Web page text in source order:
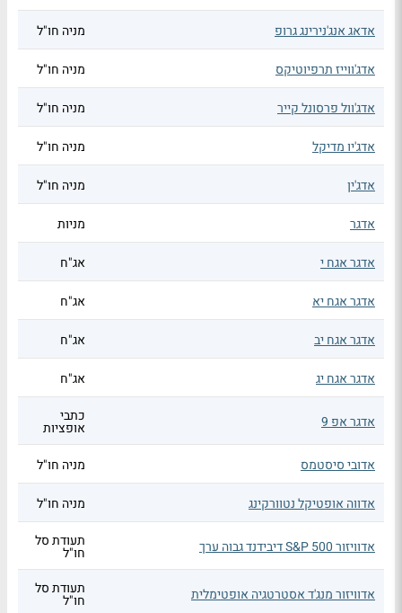
אדאג אנג'נירינג גרופ מניה חו"ל
אדג'ווייז תרפיוטיקס מניה חו"ל
אדג'וול פרסונל קייר מניה חו"ל
אדג'יו מדיקל מניה חו"ל
אדג'ין מניה חו"ל
אדגר מניות
אדגר אגח י אג"ח
אדגר אגח יא אג"ח
אדגר אגח יב אג"ח
אדגר אגח יג אג"ח
אדגר אפ 9 כתבי
אופציות
אדובי סיסטמס
מניה חו"ל
אדווה אופטיקל נטוורקינג מניה חו"ל
אדוויזור S&P 500 דיבידנד גבוה ערך תעודת סל
חו"ל
אדוויזור מנג'ד אסטרטגיה אופטימלית תעודת סל
חו"ל